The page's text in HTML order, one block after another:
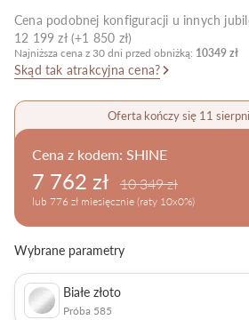
Pielęgnacja biżuterii
Cena podobnej konfiguracji u innych
12 199 zł (+1 850 zł)
Najniższa cena z 30 dni przed obniżką: 10349 zł
Skąd tak atrakcyjna cena?
Oferta kończy się 11
Cena z kodem: SHINE
7 762 zł 10 349 zł
lub 776 zł miesięcznie (raty 10x0%)
Wybrane parametry
Białe złoto
Próba 585